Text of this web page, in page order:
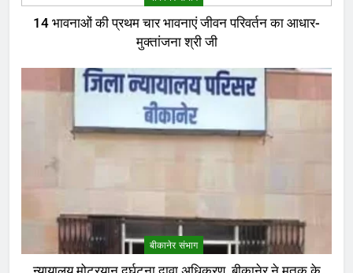
14 भावनाओं की प्रथम चार भावनाएं जीवन परिवर्तन का आधार-
मुक्तांजना श्री जी
बीकानेर संभाग